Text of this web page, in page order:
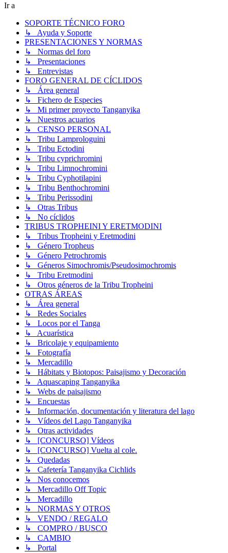
Ir a
SOPORTE TÉCNICO FORO
↳ Ayuda y Soporte
PRESENTACIONES Y NORMAS
↳ Normas del foro
↳ Presentaciones
↳ Entrevistas
FORO GENERAL DE CÍCLIDOS
↳ Área general
↳ Fichero de Especies
↳ Mi primer proyecto Tanganyika
↳ Nuestros acuarios
↳ CENSO PERSONAL
↳ Tribu Lamprologuini
↳ Tribu Ectodini
↳ Tribu cyprichromini
↳ Tribu Limnochromini
↳ Tribu Cyphotilapini
↳ Tribu Benthochromini
↳ Tribu Perissodini
↳ Otras Tribus
↳ No cíclidos
TRIBUS TROPHEINI Y ERETMODINI
↳ Tribus Tropheini y Eretmodini
↳ Género Tropheus
↳ Género Petrochromis
↳ Géneros Simochromis/Pseudosimochromis
↳ Tribu Eretmodini
↳ Otros géneros de la Tribu Tropheini
OTRAS ÁREAS
↳ Área general
↳ Redes Sociales
↳ Locos por el Tanga
↳ Acuarística
↳ Bricolaje y equipamiento
↳ Fotografía
↳ Mercadillo
↳ Hábitats y Biotopos: Paisajismo y Decoración
↳ Aquascaping Tanganyika
↳ Webs de paisajismo
↳ Encuestas
↳ Información, documentación y literatura del lago
↳ Vídeos del Lago Tanganyika
↳ Otras actividades
↳ [CONCURSO] Vídeos
↳ [CONCURSO] Vuelta al cole.
↳ Quedadas
↳ Cafetería Tanganyika Cichlids
↳ Nos conocemos
↳ Mercadillo Off Topic
↳ Mercadillo
↳ NORMAS Y OTROS
↳ VENDO / REGALO
↳ COMPRO / BUSCO
↳ CAMBIO
↳ Portal